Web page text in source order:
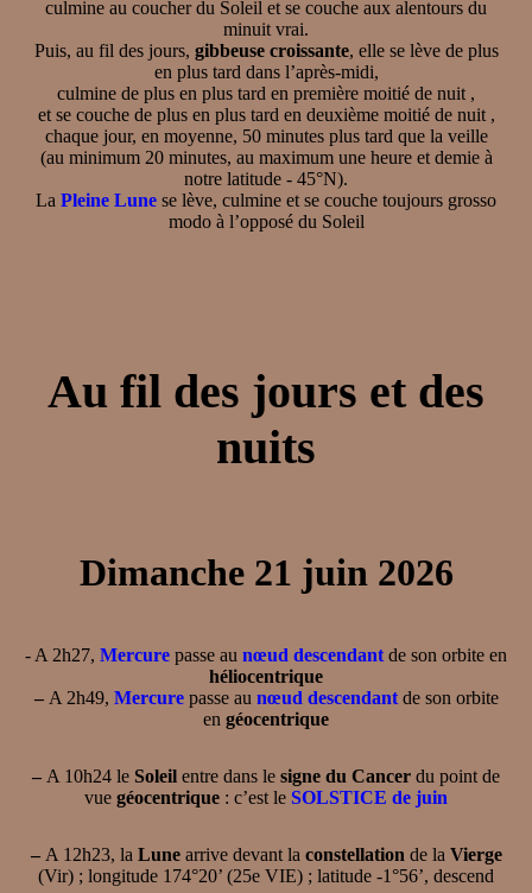
culmine au coucher du Soleil et se couche aux alentours du
minuit vrai.
Puis, au fil des jours, gibbeuse croissante, elle se lève de plus
en plus tard dans l’après-midi,
culmine de plus en plus tard en première moitié de nuit ,
et se couche de plus en plus tard en deuxième moitié de nuit ,
chaque jour, en moyenne, 50 minutes plus tard que la veille
(au minimum 20 minutes, au maximum une heure et demie à
notre latitude - 45°N).
La Pleine Lune se lève, culmine et se couche toujours grosso
modo à l’opposé du Soleil
Au fil des jours et des
nuits
Dimanche 21 juin 2026
- A 2h27, Mercure passe au nœud descendant de son orbite en
héliocentrique
–A 2h49, Mercurepasse au nœud descendantde son orbite
en géocentrique
– A 10h24 le Soleil entre dans le signe du Cancer du point de
vue géocentrique : c’est le SOLSTICE de juin
–A 12h23, la Lunearrive devant la constellation de la Vierge
(Vir) ; longitude 174°20’ (25e VIE) ; latitude -1°56’, descend